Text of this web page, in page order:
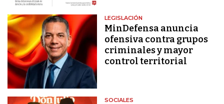
LEGISLACIÓN
MinDefensa anuncia
ofensiva contra grupos
criminales y mayor
control territorial
SOCIALES